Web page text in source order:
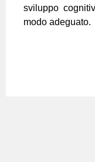
sviluppo
modo adeguato.